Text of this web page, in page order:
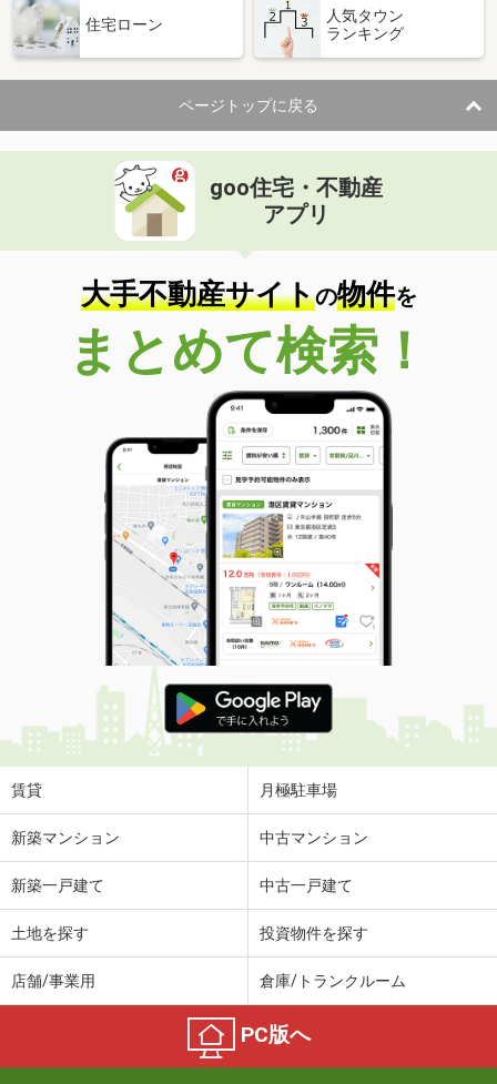
住宅ローン
人気タウン
ランキング
ページトップに戻る
goo住宅・不動産
アプリ
大手不動産サイトの物件を
まとめて検索！
賃貸 月極駐車場
新築マンション 中古マンション
新築一戸建て 中古一戸建て
土地を探す 投資物件を探す
店舗/事業用 倉庫/トランクルーム
PC版へ